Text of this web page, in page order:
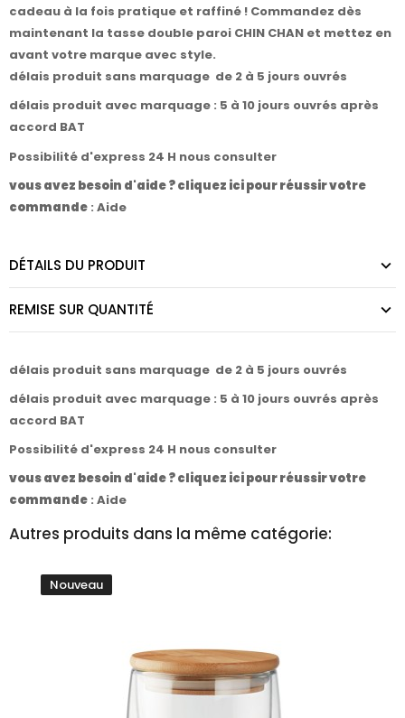
cadeau à la fois pratique et raffiné ! Commandez dès
maintenant la tasse double paroi CHIN CHAN et mettez en
avant votre marque avec style.
délais produit sans marquage de 2 à 5 jours ouvrés
délais produit avec marquage : 5 à 10 jours ouvrés après
accord BAT
Possibilité d'express 24 H nous consulter
vous avez besoin d'aide ? cliquez ici pour réussir votre
commande : Aide
DÉTAILS DU PRODUIT
REMISE SUR QUANTITÉ
délais produit sans marquage de 2 à 5 jours ouvrés
délais produit avec marquage : 5 à 10 jours ouvrés après
accord BAT
Possibilité d'express 24 H nous consulter
vous avez besoin d'aide ? cliquez ici pour réussir votre
commande : Aide
Autres produits dans la même catégorie:
Nouveau